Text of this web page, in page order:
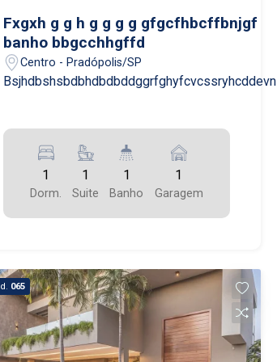
Fxgxh g g h g g g g gfgcfhbcffbnjgf
banho bbgcchhgffd
Centro - Pradópolis/SP
Bsjhdbshsbdbhdbdbddggrfghyfcvcssryhcddevn
1
Dorm.
1
Suite
1
Banho
1
Garagem
065